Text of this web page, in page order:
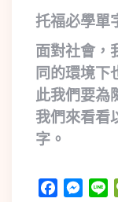
托福必學單
面對社會，
同的環境下
此我們要為
我們來看看
字。
Facebook